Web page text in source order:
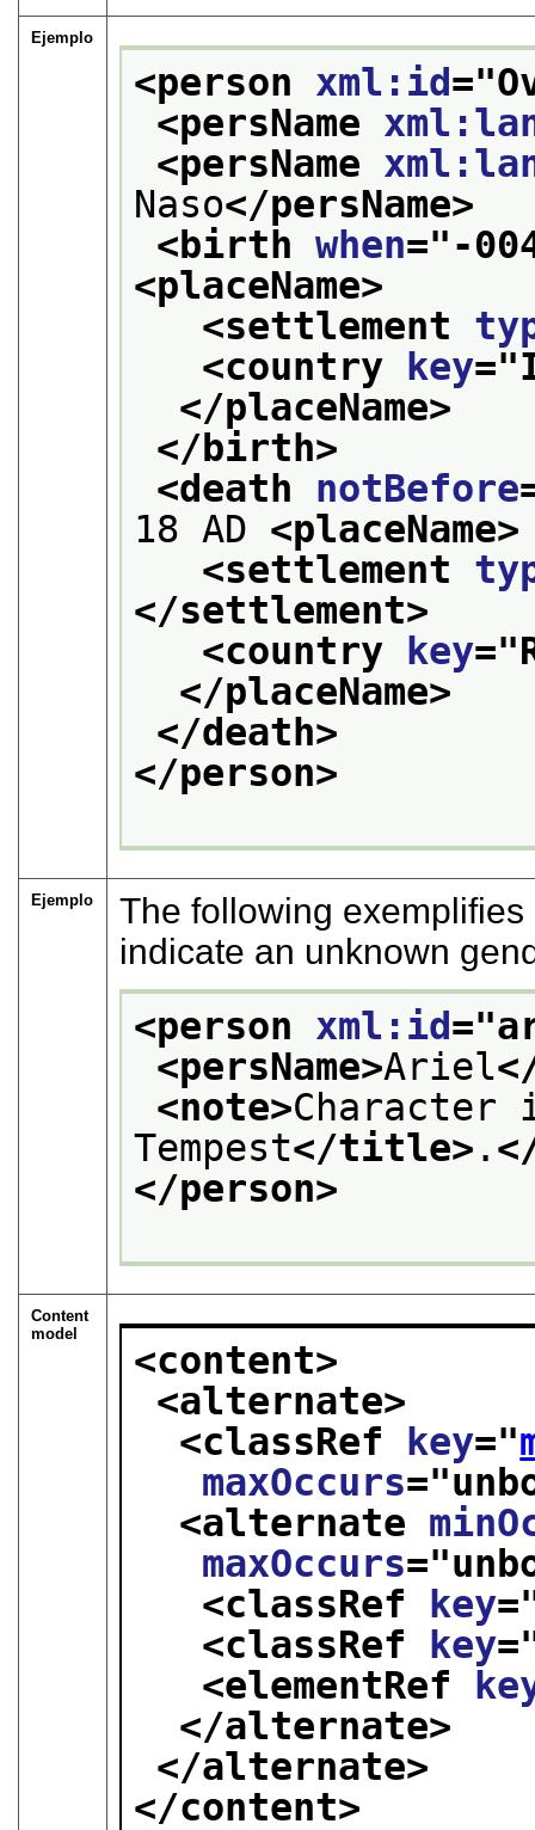
Ejemplo
<person xml:id="
<persName
<persName
Naso</persName>
<birth when="-
<placeName>
<settlement
<country key="
</placeName>
</birth>
<death notBefore
18 AD <placeName>
<settlement
</settlement>
<country key="
</placeName>
</death>
</person>
Ejemplo
The following
indicate an unknown
<person xml:id="
<persName>Ariel
<note>
Tempest</title> .
</person>
Content
model
<content>
<alternate>
<classRef key="
maxOccurs="
<alternate
maxOccurs="
<classRef key
<classRef key
<elementRef
</alternate>
</alternate>
</content>